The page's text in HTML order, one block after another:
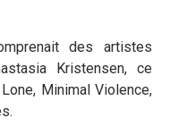
des artistes
Kristensen, ce
Minimal Violence,